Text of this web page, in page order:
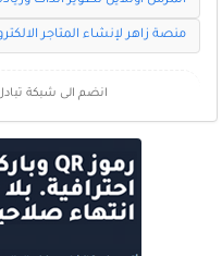
منصة زاهر لإنشاء المتاجر
انضم الى شبكة تبادل